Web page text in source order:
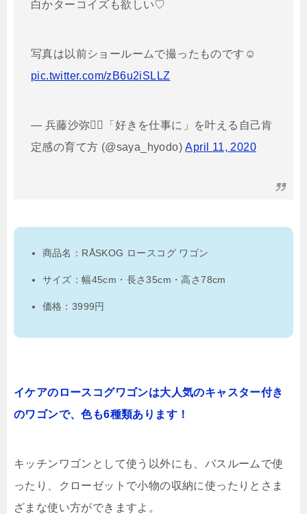
白かターコイズも欲しい♡
写真は以前ショールームで撮ったものです☺️
pic.twitter.com/zB6u2iSLLZ
— 兵藤沙弥🧚‍♂️「好きを仕事に」を叶える自己肯
定感の育て方 (@saya_hyodo)April 11, 2020
商品名：RÅSKOG ロースコグ ワゴン
サイズ：幅45cm・長さ35cm・高さ78cm
価格：3999円
イケアのロースコグワゴンは大人気のキャスター付き
のワゴンで、色も6種類あります！
キッチンワゴンとして使う以外にも、バスルームで使
ったり、クローゼットで小物の収納に使ったりとさま
ざまな使い方ができますよ。